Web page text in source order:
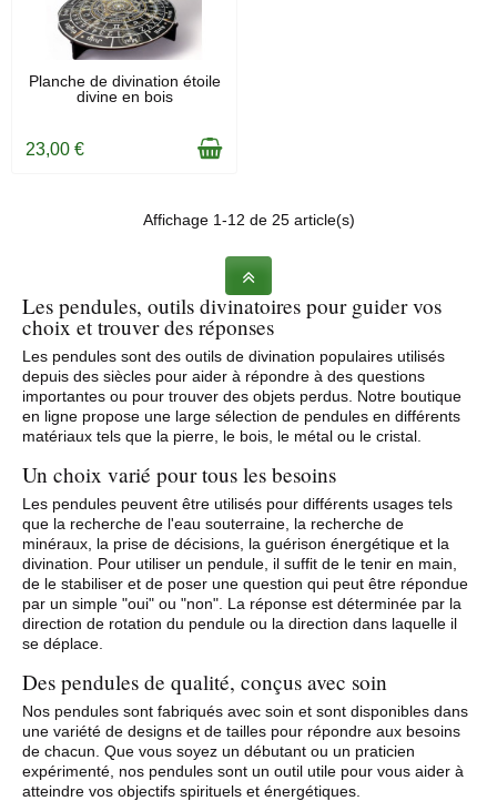
EN STOCK
Planche de divination étoile
divine en bois
23,00 €
Affichage 1-12 de 25 article(s)
Les pendules, outils divinatoires pour guider vos
choix et trouver des réponses
Les pendules sont des outils de divination populaires utilisés
depuis des siècles pour aider à répondre à des questions
importantes ou pour trouver des objets perdus. Notre boutique
en ligne propose une large sélection de pendules en différents
matériaux tels que la pierre, le bois, le métal ou le cristal.
Un choix varié pour tous les besoins
Les pendules peuvent être utilisés pour différents usages tels
que la recherche de l'eau souterraine, la recherche de
minéraux, la prise de décisions, la guérison énergétique et la
divination. Pour utiliser un pendule, il suffit de le tenir en main,
de le stabiliser et de poser une question qui peut être répondue
par un simple "oui" ou "non". La réponse est déterminée par la
direction de rotation du pendule ou la direction dans laquelle il
se déplace.
Des pendules de qualité, conçus avec soin
Nos pendules sont fabriqués avec soin et sont disponibles dans
une variété de designs et de tailles pour répondre aux besoins
de chacun. Que vous soyez un débutant ou un praticien
expérimenté, nos pendules sont un outil utile pour vous aider à
atteindre vos objectifs spirituels et énergétiques.